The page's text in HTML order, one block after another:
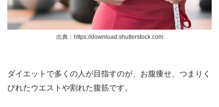
出典：https://download.shutterstock.com
ダイエットで多くの人が目指すのが、お腹痩せ、つまりく
びれたウエストや割れた腹筋です。